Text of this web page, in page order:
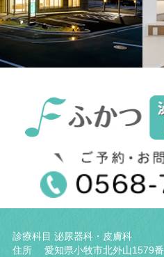
診療科目 泌尿器科・皮膚科
住所 愛知県小牧市北外山1579番